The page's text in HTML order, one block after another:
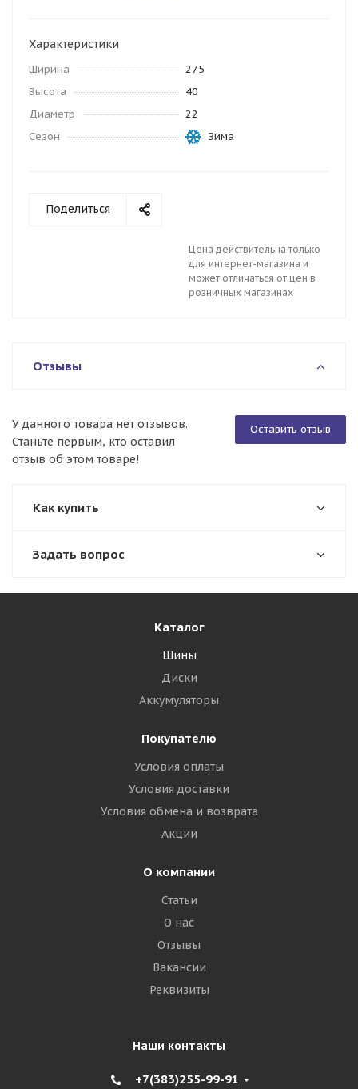
Характеристики
Ширина
275
Высота
40
Диаметр
22
Сезон
Зима
Поделиться
Цена действительна только
для интернет-магазина и
может отличаться от цен в
розничных магазинах
Отзывы
Оставить отзыв
У данного товара нет отзывов.
Станьте первым, кто оставил
отзыв об этом товаре!
Как купить
Задать вопрос
Каталог
Шины
Диски
Аккумуляторы
Покупателю
Условия оплаты
Условия доставки
Условия обмена и возврата
Акции
О компании
Статьи
О нас
Отзывы
Вакансии
Реквизиты
Наши контакты
+7(383)255-99-91